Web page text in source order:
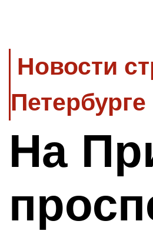
Новости
Петербурге
На